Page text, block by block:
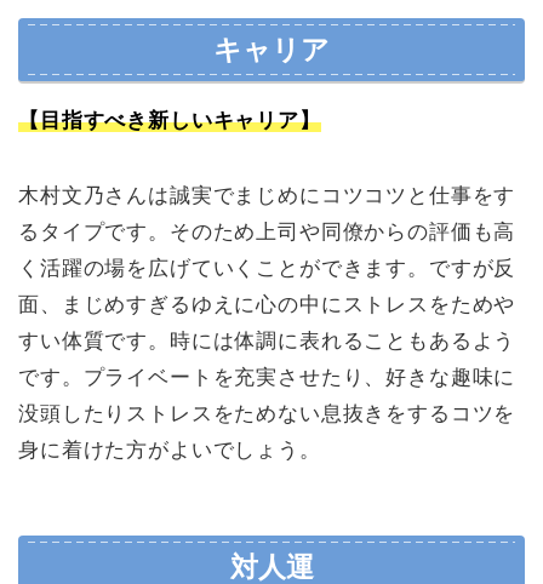
キャリア
【目指すべき新しいキャリア】
木村文乃さんは誠実でまじめにコツコツと仕事をす
るタイプです。そのため上司や同僚からの評価も高
く活躍の場を広げていくことができます。ですが反
面、まじめすぎるゆえに心の中にストレスをためや
すい体質です。時には体調に表れることもあるよう
です。プライベートを充実させたり、好きな趣味に
没頭したりストレスをためない息抜きをするコツを
身に着けた方がよいでしょう。
対人運